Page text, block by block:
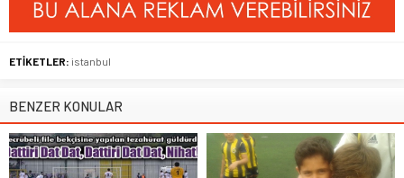
ETİKETLER: istanbul
BENZER KONULAR